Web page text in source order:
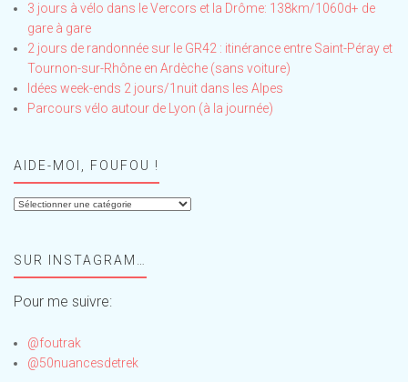
3 jours à vélo dans le Vercors et la Drôme: 138km/1060d+ de
gare à gare
2 jours de randonnée sur le GR42 : itinérance entre Saint-Péray et
Tournon-sur-Rhône en Ardèche (sans voiture)
Idées week-ends 2 jours/1nuit dans les Alpes
Parcours vélo autour de Lyon (à la journée)
AIDE-MOI, FOUFOU !
Aide-
!SUR INSTAGRAM…
Pour me suivre:
@foutrak
@50nuancesdetrek